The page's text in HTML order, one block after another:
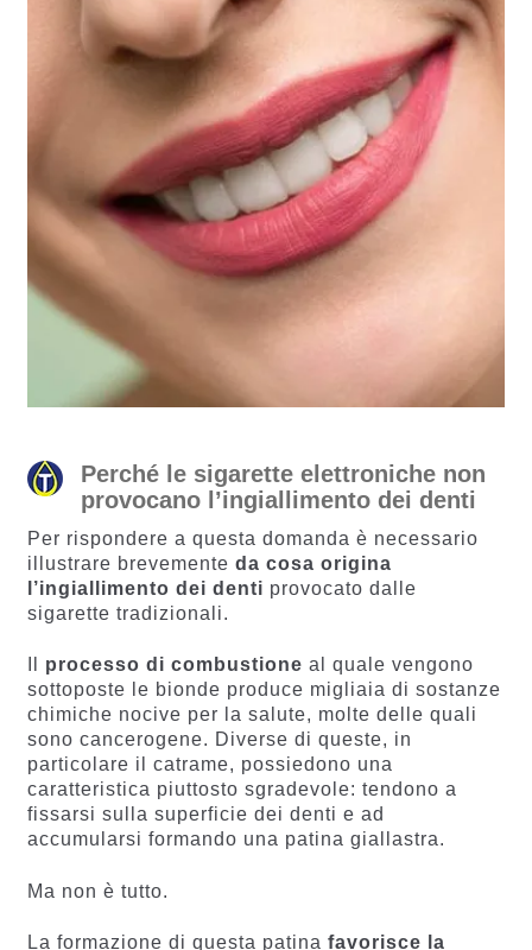
Perché le sigarette elettroniche non
provocano l’ingiallimento dei denti
Per rispondere a questa domanda è necessario
illustrare brevemente da cosa origina
l’ingiallimento dei denti provocato dalle
sigarette tradizionali.
processo di combustione al quale vengono
sottoposte le bionde produce migliaia di sostanze
chimiche nocive per la salute, molte delle quali
sono cancerogene. Diverse di queste, in
particolare il catrame, possiedono una
caratteristica piuttosto sgradevole: tendono a
fissarsi sulla superficie dei denti e ad
accumularsi formando una patina giallastra.
Ma non è tutto.
La formazione di questa patina favorisce la